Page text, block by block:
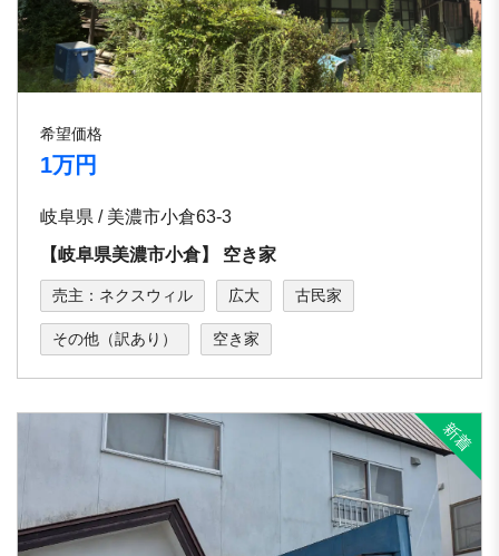
希望価格
1万円
岐阜県 / 美濃市小倉63-3
【岐⾩県美濃市⼩倉】 空き家
売主：ネクスウィル 広大 古民家
その他（訳あり） 空き家